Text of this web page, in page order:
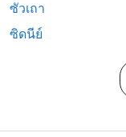
ซัวเถา
ซิดนีย์